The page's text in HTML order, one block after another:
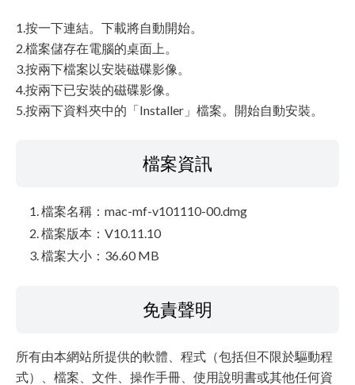
1.按一下連結。下載將自動開始。
2.檔案儲存在電腦的桌面上。
3.按兩下檔案以安裝磁碟影像。
4.按兩下已安裝的磁碟影像。
5.按兩下資料夾中的「Installer」檔案。開始自動安裝。
檔案資訊
檔案名稱：mac-mf-v101110-00.dmg
檔案版本：V10.11.10
檔案大小：36.60 MB
免責聲明
所有由本網站所提供的軟體、程式（包括但不限於驅動程
式）、檔案、文件、操作手冊、使用說明書或其他任何資